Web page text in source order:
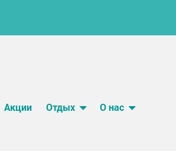
Акции Отдых
О нас